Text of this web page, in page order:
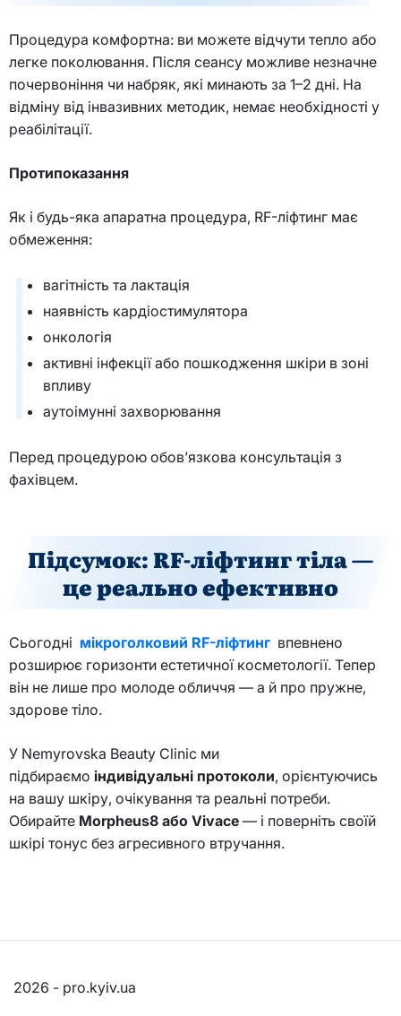
Процедура комфортна: ви можете відчути тепло або
легке поколювання. Після сеансу можливе незначне
почервоніння чи набряк, які минають за 1–2 дні. На
відміну від інвазивних методик, немає необхідності у
реабілітації.
Протипоказання
Як і будь-яка апаратна процедура, RF-ліфтинг має
обмеження:
вагітність та лактація
наявність кардіостимулятора
онкологія
активні інфекції або пошкодження шкіри в зоні
впливу
аутоімунні захворювання
Перед процедурою обов’язкова консультація з
фахівцем.
Підсумок:RF-ліфтинг тіла —
це реально ефективно
Сьогодні мікроголковий RF-ліфтинг впевнено
розширює горизонти естетичної косметології. Тепер
він не лише про молоде обличчя — а й про пружне,
здорове тіло.
У Nemyrovska Beauty Clinic ми
підбираємо індивідуальні протоколи, орієнтуючись
на вашу шкіру, очікування та реальні потреби.
Обирайте Morpheus8 або Vivace — і поверніть своїй
шкірі тонус без агресивного втручання.
2026 - pro.kyiv.ua